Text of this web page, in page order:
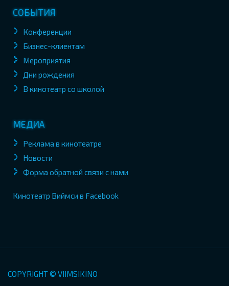
СОБЫТИЯ
Конференции
Бизнес-клиентам
Мероприятия
Дни рождения
В кинотеатр со школой
МЕДИА
Реклама в кинотеатре
Новости
Форма обратной связи с нами
Кинотеатр Виймси в Facebook
COPYRIGHT © VIIMSIKINO